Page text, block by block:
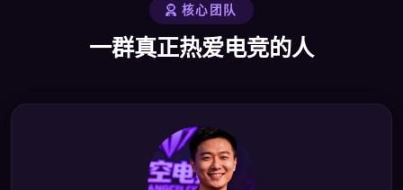
核心团队
一群真正热爱电竞的人